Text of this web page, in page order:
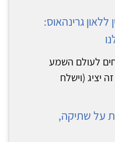
גרינהאוס:
לעולם השמע
יציג (וישלח
על שתיקה,